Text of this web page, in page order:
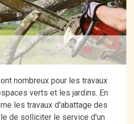
nombreux pour les travaux
verts et les jardins. En
les travaux d'abattage des
de solliciter le service d'un